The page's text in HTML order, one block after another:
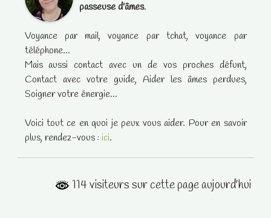
passeuse d'âmes.
Voyance par mail, voyance par tchat, voyance par
téléphone...
Mais aussi contact avec un de vos proches défunt,
Contact avec votre guide, Aider les âmes perdues,
Soigner votre énergie...
Voici tout ce en quoi je peux vous aider. Pour en savoir
plus, rendez-vous : ici.
114 visiteurs sur cette page aujourd'hui